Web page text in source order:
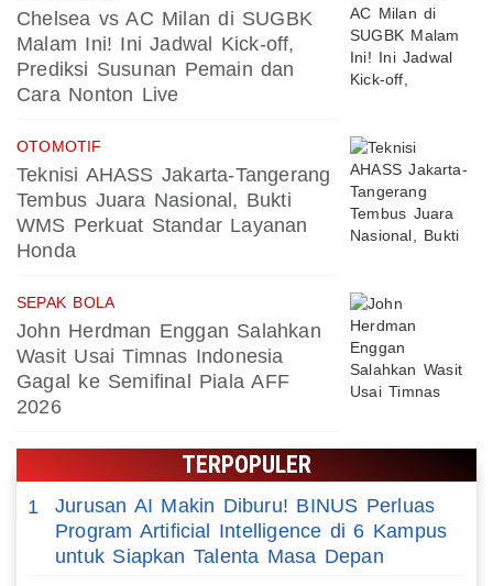
Chelsea vs AC Milan di SUGBK
Malam Ini! Ini Jadwal Kick-off,
Prediksi Susunan Pemain dan
Cara Nonton Live
OTOMOTIF
Teknisi AHASS Jakarta-Tangerang
Tembus Juara Nasional, Bukti
WMS Perkuat Standar Layanan
Honda
SEPAK BOLA
John Herdman Enggan Salahkan
Wasit Usai Timnas Indonesia
Gagal ke Semifinal Piala AFF
2026
TERPOPULER
1
Jurusan AI Makin Diburu! BINUS Perluas
Program Artificial Intelligence di 6 Kampus
untuk Siapkan Talenta Masa Depan